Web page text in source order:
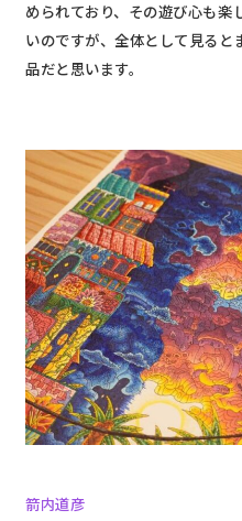
められており、その遊び心も楽
いのですが、全体として見ると
品だと思います。
箭内道彦